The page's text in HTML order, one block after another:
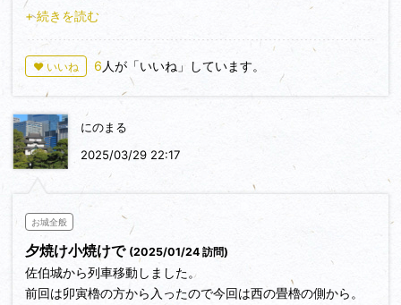
方の宗麟は、大坂より戻るとこの臼杵城に立て籠もり、秀長の
掛けて島津軍をかく乱！ 何と秀長15万の援軍が到着するま
で、この臼杵城を守り抜いたのでした～！
しかし宗麟も、もはやここまででした。次は宗麟終焉の地（大
友別館）に続きます。
いと思います。
でお見逃しなく。
本丸の枡形の石垣も、少し改変されているのですが、多めに残
っていますので、どのような形の枡形だったのかを想像するの
が面白かったです。
+ 続きを読む
♥ いいね 6 人が「いいね」しています。
にのまる
2025/03/29 22:17
お城全般
夕焼け小焼けで (2025/01/24 訪問)
佐伯城から列車移動しました。
前回は卯寅櫓の方から入ったので今回は西の畳櫓の側から。